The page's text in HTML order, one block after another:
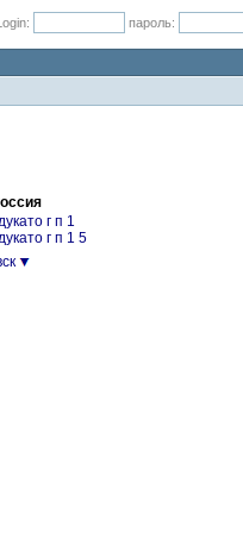
пароль:
г п 1
г п 1 5